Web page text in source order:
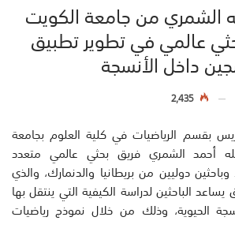
الشمري من جامعة الكويت
عالمي في تطوير تطبيق
داخل الأنسجة
2,435
بقسم الرياضيات في كلية العلوم بجامعة
أحمد الشمري فريق بحثي عالمي متعدد
دوليين من بريطانيا والدنمارك، والذي
الباحثين لدراسة الكيفية التي ينتقل بها
الحيوية، وذلك من خلال نموذج رياضيات